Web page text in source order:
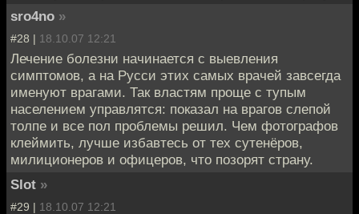
sro4no »
#28 | 18.10.07 12:21
Лечение болезни начинается с выевления
симптомов, а на Русси этих самых врачей завсегда
именуют врагами. Так властям проще с тупым
населением управлятся: показал на врагов слепой
толпе и все пол проблемы решил. Чем фотографов
клеймить, лучше избавтесь от тех сутенёров,
милиционеров и офицеров, что позорят страну.
Slot »
#29 | 18.10.07 12:21